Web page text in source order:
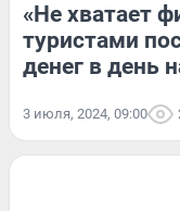
«Не хватает
туристами
денег в день
3 июля, 2024, 09:00